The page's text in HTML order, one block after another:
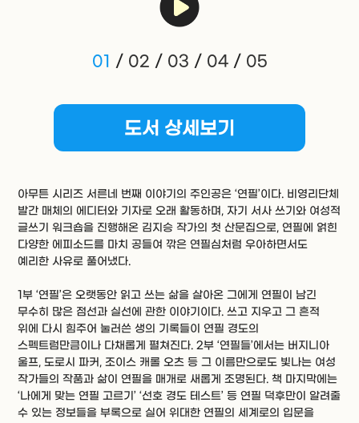
01 / 02 / 03 / 04/ 05
도서 상세보기
아무튼 시리즈 서른네 번째 이야기의 주인공은 ‘연필’이다. 비영리단체
발간 매체의 에디터와 기자로 오래 활동하며, 자기 서사 쓰기와 여성적
글쓰기 워크숍을 진행해온 김지승 작가의 첫 산문집으로, 연필에 얽힌
다양한 에피소드를 마치 공들여 깎은 연필심처럼 우아하면서도
예리한 사유로 풀어냈다.
1부 ‘연필’은 오랫동안 읽고 쓰는 삶을 살아온 그에게 연필이 남긴
무수히 많은 점선과 실선에 관한 이야기이다. 쓰고 지우고 그 흔적
위에 다시 힘주어 눌러쓴 생의 기록들이 연필 경도의
스펙트럼만큼이나 다채롭게 펼쳐진다. 2부 ‘연필들’에서는 버지니아
울프, 도로시 파커, 조이스 캐롤 오츠 등 그 이름만으로도 빛나는 여성
작가들의 작품과 삶이 연필을 매개로 새롭게 조명된다. 책 마지막에는
‘나에게 맞는 연필 고르기’ ‘선호 경도 테스트’ 등 연필 덕후만이 알려줄
수 있는 정보들을 부록으로 실어 위대한 연필의 세계로의 입문을